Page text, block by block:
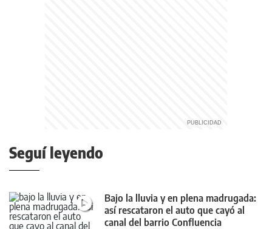
Seguí leyendo
Bajo la lluvia y en plena madrugada:
así rescataron el auto que cayó al
canal del barrio Confluencia